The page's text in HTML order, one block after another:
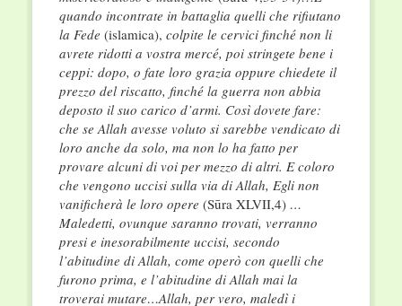
quando incontrate in battaglia quelli che rifiutano
la Fede (islamica), colpite le cervici finché non li
avrete ridotti a vostra mercé, poi stringete bene i
ceppi: dopo, o fate loro grazia oppure chiedete il
prezzo del riscatto, finché la guerra non abbia
deposto il suo carico d’armi. Così dovete fare:
che se Allah avesse voluto si sarebbe vendicato di
loro anche da solo, ma non lo ha fatto per
provare alcuni di voi per mezzo di altri. E coloro
che vengono uccisi sulla via di Allah, Egli non
vanificherà le loro opere (Sūra XLVII,4) …
Maledetti, ovunque saranno trovati, verranno
presi e inesorabilmente uccisi, secondo
l’abitudine di Allah, come operò con quelli che
furono prima, e l’abitudine di Allah mai la
troverai mutare…Allah, per vero, maledì i